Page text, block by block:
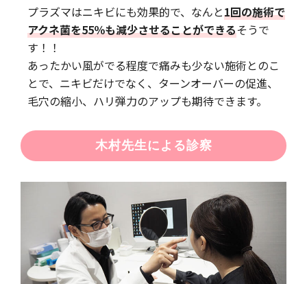
プラズマはニキビにも効果的で、なんと1回の施術で
アクネ菌を55％も減少させることができるそうで
す！！
あったかい風がでる程度で痛みも少ない施術とのこ
とで、ニキビだけでなく、ターンオーバーの促進、
毛穴の縮小、ハリ弾力のアップも期待できます。
木村先生による診察